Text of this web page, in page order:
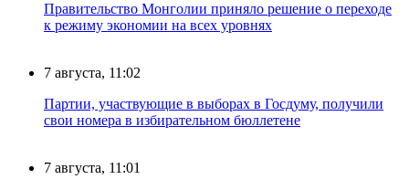
Правительство Монголии приняло решение о переходе
к режиму экономии на всех уровнях
7 августа, 11:02
Партии, участвующие в выборах в Госдуму, получили
свои номера в избирательном бюллетене
7 августа, 11:01